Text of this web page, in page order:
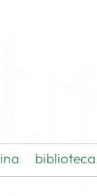
biblioteca